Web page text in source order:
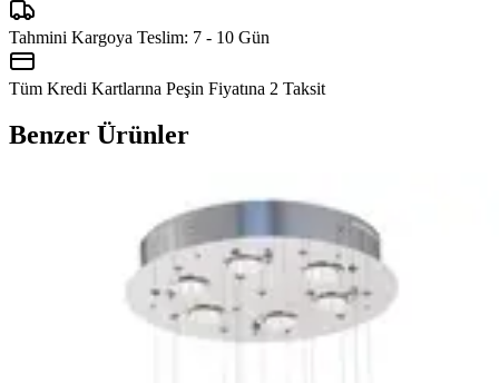
Tahmini Kargoya Teslim: 7 - 10 Gün
Tüm Kredi Kartlarına Peşin Fiyatına 2 Taksit
Benzer Ürünler